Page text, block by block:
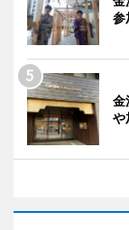
参
金
や